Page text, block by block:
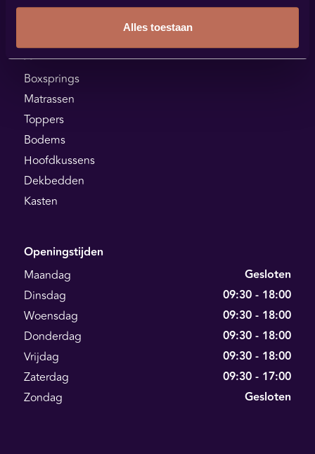
Alles toestaan
Assortiment
Boxsprings
Matrassen
Toppers
Bodems
Hoofdkussens
Dekbedden
Kasten
Openingstijden
Maandag Gesloten
Dinsdag 09:30 - 18:00
Woensdag 09:30 - 18:00
Donderdag 09:30 - 18:00
Vrijdag 09:30 - 18:00
Zaterdag 09:30 - 17:00
Zondag Gesloten